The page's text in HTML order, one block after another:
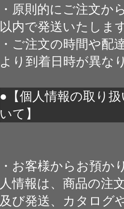
・原則的にご注文か
以内で発送いたしま
・ご注文の時間や配
より到着日時が異な
●【個人情報の取り
いて】
・お客様からお預か
人情報は、商品の注
及び発送、カタログ